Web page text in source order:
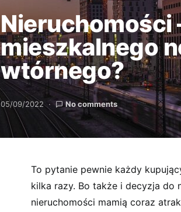
Nieruchomości
mieszkalnego
wtórnego?
05/09/2022 No comments
To pytanie pewnie każdy
kilka razy. Bo także i decyzja do
nieruchomości mamią coraz